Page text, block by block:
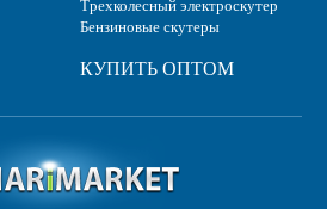
Трехколесный электроскутер
Бензиновые скутеры
КУПИТЬ ОПТОМ